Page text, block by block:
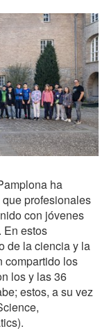
ha
profesionales
con jóvenes
En estos
de la ciencia y la
compartido los
los y las 36
estos, a su vez